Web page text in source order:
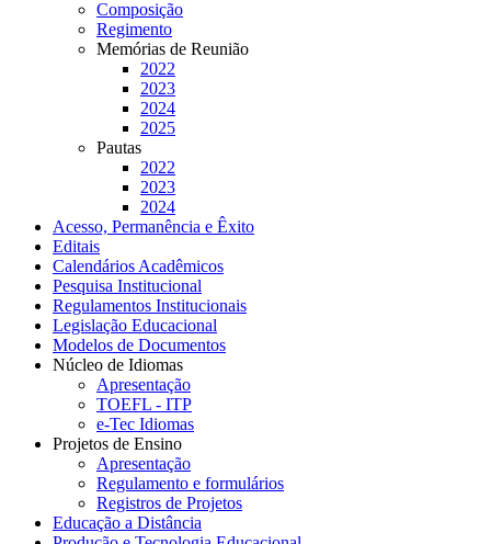
Composição
Regimento
Memórias de Reunião
2022
2023
2024
2025
Pautas
2022
2023
2024
Acesso, Permanência e Êxito
Editais
Calendários Acadêmicos
Pesquisa Institucional
Regulamentos Institucionais
Legislação Educacional
Modelos de Documentos
Núcleo de Idiomas
Apresentação
TOEFL - ITP
e-Tec Idiomas
Projetos de Ensino
Apresentação
Regulamento e formulários
Registros de Projetos
Educação a Distância